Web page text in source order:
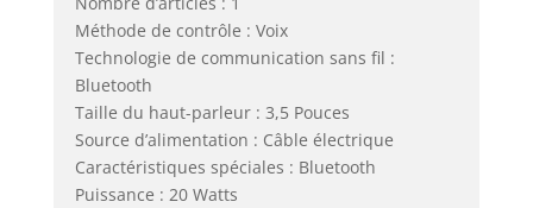
Méthode de contrôle : Voix
Technologie de communication sans fil :
Bluetooth
Taille du haut-parleur : 3,5 Pouces
Source d’alimentation : Câble électrique
Caractéristiques spéciales : Bluetooth
Puissance : 20 Watts